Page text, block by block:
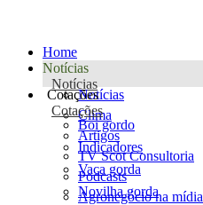
Home
Notícias
Notícias
Notícias
Clima
Artigos
TV Scot Consultoria
Podcasts
Agronegócio na mídia
Cotações
Cotações
Boi gordo
Indicadores
Vaca gorda
Novilha gorda